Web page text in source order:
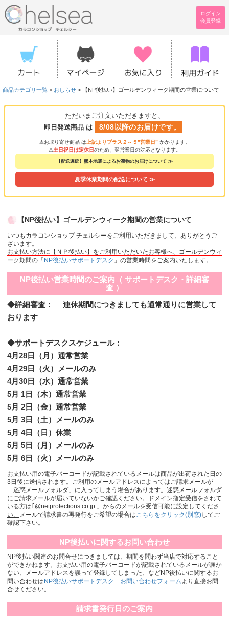
ログイン
会員登録
商品カテゴリ一覧 > おしらせ > 【NP後払い】ゴールデンウィーク期間の営業について
ただいまご注文いただきますと、
即日発送商品 は
8/08以降のお届けです。
⚠お取り寄せ商品 は 上記よりプラス２～５”営業日” かかります。
⚠土日祝日は定休日のため、翌営業日の対応となります。
【配送遅延】熊本地震によるお荷物のお届けについて ≫
夏季休業期間の配送について ≫
【NP後払い】ゴールデンウィーク期間の営業について
いつもカラコンショップ チェルシーをご利用いただきまして、ありがとうご
ざいます。
お支払い方法に【ＮＰ後払い】をご利用いただいたお客様へ、ゴールデンウィ
ーク期間の「 NP後払いサポートデスク 」の営業時間をご案内いたします。
NP後払い営業時間のご案内（ サポートデスク・詳細審
査 ）
◆詳細審査： 連休期間につきましても通常通りに営業して
おります
◆サポートデスクスケジュール：
4月28日（月）通常営業
4月29日（火）メールのみ
4月30日（水）通常営業
5月 1日（木）通常営業
5月 2日（金）通常営業
5月 3日（土）メールのみ
5月 4日（日）休業
5月 5日（月）メールのみ
5月 6日（火）メールのみ
お支払い用の電子バーコードが記載されているメールは商品が出荷された日の
3日後に送信されます。ご利用のメールアドレスによってはご請求メールが
「迷惑メールフォルダ」に入ってしまう場合があります。迷惑メールフォルダ
にご請求メールが届いていないかご確認ください。
ドメイン指定受信をされて
いる方は｢@netprotections.co.jp 」からのメールを受信可能に設定してくださ
い。
メールで請求書の再発行をご希望の場合はこちらをクリック(別窓)してご
確認下さい。
NP後払いに関するお問い合わせ
NP後払い関連のお問合せにつきましては、期間を問わず当店で対応すること
ができかねます。お支払い用の電子バーコードが記載されているメールが届か
ない、メールアドレスを誤って登録してしまった、などNP後払いに関するお
問い合わせは NP後払いサポートデスク お問い合わせフォームより直接お問
合せください。
請求書発行日のご案内